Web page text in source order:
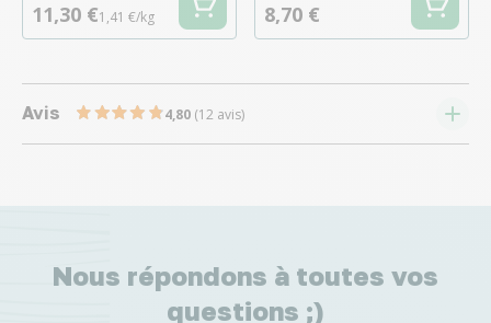
11,30 €1,41 €/kg 8,70 €
Avis 4,80 (12 avis)
Nous répondons à toutes vos
questions ;)